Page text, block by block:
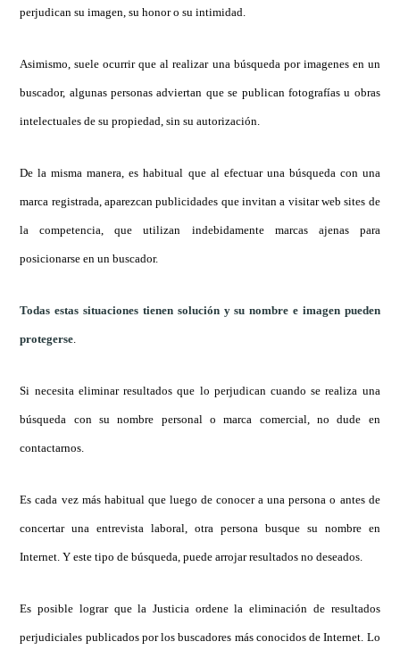
perjudican su imagen, su honor o su intimidad.
Asimismo, suele ocurrir que al realizar una búsqueda por imagenes en un
buscador, algunas personas adviertan que se publican fotografías u obras
intelectuales de su propiedad, sin su autorización.
De la misma manera, es habitual que al efectuar una búsqueda con una
marca registrada, aparezcan publicidades que invitan a visitar web sites de
la competencia, que utilizan indebidamente marcas ajenas para
posicionarse en un buscador.
Todas estas situaciones tienen solución y su nombre e imagen pueden
protegerse.
Si necesita eliminar resultados que lo perjudican cuando se realiza una
búsqueda con su nombre personal o marca comercial, no dude en
contactarnos.
Es cada vez más habitual que luego de conocer a una persona o antes de
concertar una entrevista laboral, otra persona busque su nombre en
Internet. Y este tipo de búsqueda, puede arrojar resultados no deseados.
Es posible lograr que la Justicia ordene la eliminación de resultados
perjudiciales publicados por los buscadores más conocidos de Internet. Lo